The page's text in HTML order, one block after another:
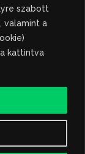
szabott
valamint a
kattintva
Kulturális
szellemi
védik. A
jogi
kizárólag